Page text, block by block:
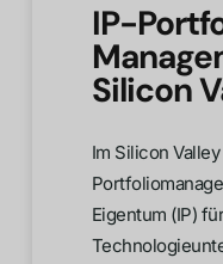
IP-
Silicon
Im Silicon
Eigentum (IP)